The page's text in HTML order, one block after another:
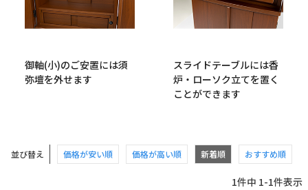
御軸(小)のご安置には須
弥壇を外せます
スライドテーブルには香
炉・ローソク立てを置く
ことができます
並び替え 価格が安い順 価格が高い順 新着順 おすすめ順
1件中 1-1件表示